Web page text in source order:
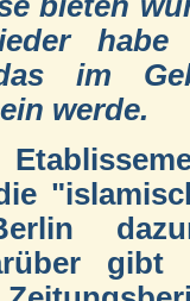
habe
im
werde.
gibt